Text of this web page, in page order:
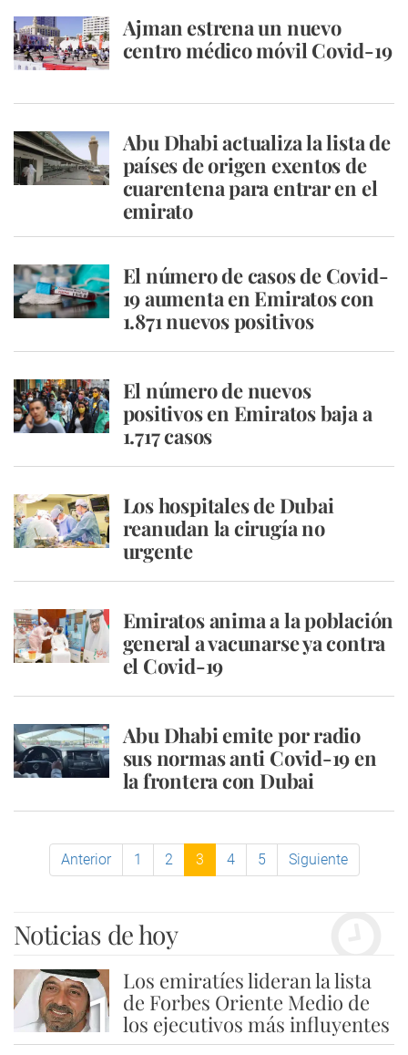
Ajman estrena un nuevo
centro médico móvil Covid-19
Abu Dhabi actualiza la lista de
países de origen exentos de
cuarentena para entrar en el
emirato
El número de casos de Covid-
19 aumenta en Emiratos con
1.871 nuevos positivos
El número de nuevos
positivos en Emiratos baja a
1.717 casos
Los hospitales de Dubai
reanudan la cirugía no
urgente
Emiratos anima a la población
general a vacunarse ya contra
el Covid-19
Abu Dhabi emite por radio
sus normas anti Covid-19 en
la frontera con Dubai
Anterior 1 2 3 4 5 Siguiente
Noticias de hoy
1
Los emiratíes lideran la lista
de Forbes Oriente Medio de
los ejecutivos más influyentes